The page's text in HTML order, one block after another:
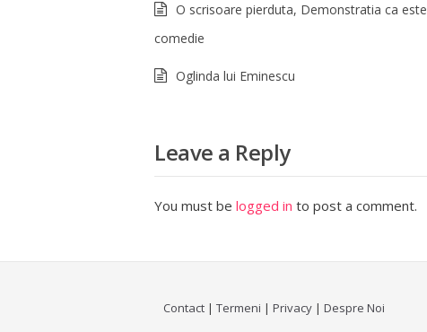
O scrisoare pierduta, Demonstratia ca este
comedie
Oglinda lui Eminescu
Leave a Reply
You must be logged in to post a comment.
Contact | Termeni | Privacy | Despre Noi